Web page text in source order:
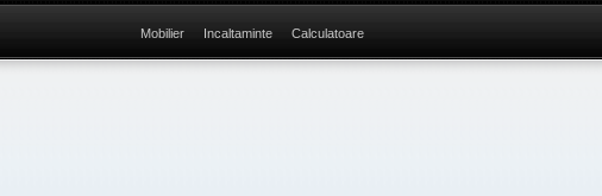
Mobilier Incaltaminte Calculatoare